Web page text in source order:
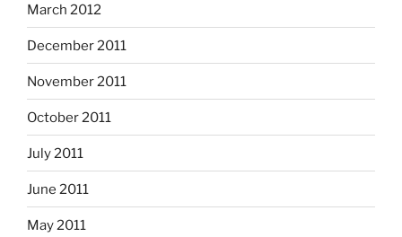
March 2012
December 2011
November 2011
October 2011
July 2011
June 2011
May 2011